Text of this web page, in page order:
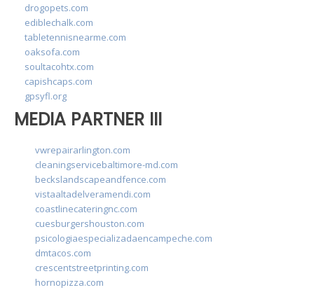
drogopets.com
ediblechalk.com
tabletennisnearme.com
oaksofa.com
soultacohtx.com
capishcaps.com
gpsyfl.org
MEDIA PARTNER III
vwrepairarlington.com
cleaningservicebaltimore-md.com
beckslandscapeandfence.com
vistaaltadelveramendi.com
coastlinecateringnc.com
cuesburgershouston.com
psicologiaespecializadaencampeche.com
dmtacos.com
crescentstreetprinting.com
hornopizza.com